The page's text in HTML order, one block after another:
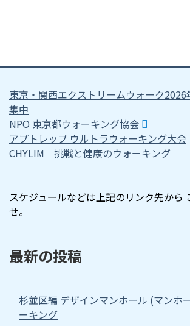
東京・関西エクストリームウォーク
集中
NPO 東京都ウォーキング協会
アプトレップ ウルトラウォーキング大会
CHYLIM 挑戦と健康のウォーキング
スケジュールなどは上記のリンク先から
せ。
最新の投稿
杉並区編 デザインマンホール (マンホ
ーキング